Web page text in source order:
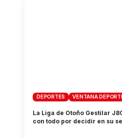
DEPORTES VENTANA
La Liga de Otoño Gestilar
con todo por decidir en su